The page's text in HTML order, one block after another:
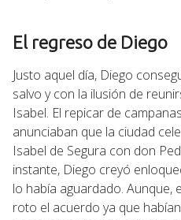
El regreso de Diego
Justo aquel día, Diego
salvo y con la ilusión de
Isabel. El repicar de
anunciaban que la ciudad
Isabel de Segura con don
instante, Diego creyó
lo había aguardado. Aunque,
roto el acuerdo ya que